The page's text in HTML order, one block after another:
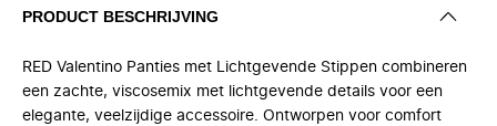
PRODUCT BESCHRIJVING
RED Valentino Panties met Lichtgevende Stippen combineren
een zachte, viscosemix met lichtgevende details voor een
elegante, veelzijdige accessoire. Ontworpen voor comfort